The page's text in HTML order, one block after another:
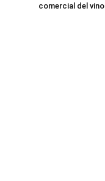
comercial del vino